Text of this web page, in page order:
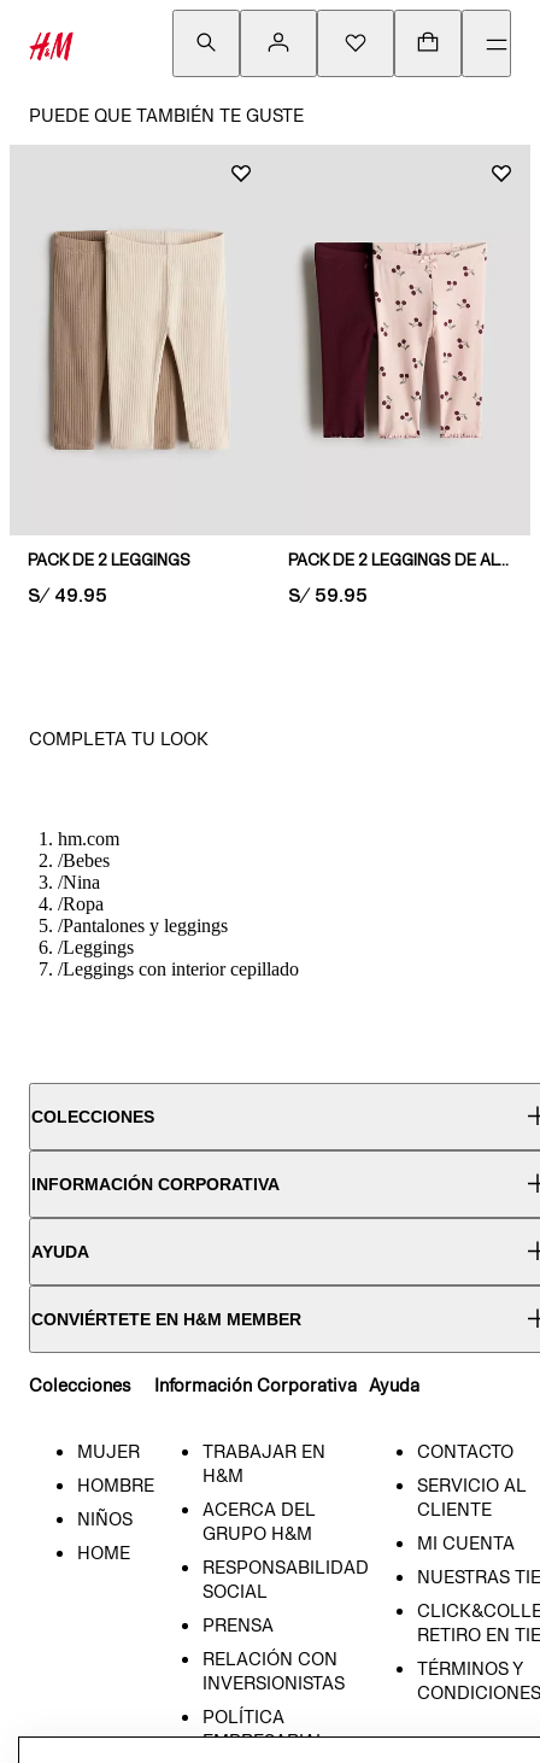
PUEDE QUE TAMBIÉN TE GUSTE
PACK DE 2 LEGGINGS
PRICE:
S/ 49.95
PACK DE 2 LEGGINGS DE ALGODÓN ACANALADO
PRICE:
S/ 59.95
COMPLETA TU LOOK
hm.com
/Bebes
/Nina
/Ropa
/Pantalones y leggings
/Leggings
/Leggings con interior cepillado
COLECCIONES
INFORMACIÓN CORPORATIVA
AYUDA
CONVIÉRTETE EN H&M MEMBER
Colecciones
MUJER
HOMBRE
NIÑOS
HOME
Información Corporativa
TRABAJAR EN
H&M
ACERCA DEL
GRUPO H&M
RESPONSABILIDAD
SOCIAL
PRENSA
RELACIÓN CON
INVERSIONISTAS
POLÍTICA
EMPRESARIAL
Ayuda
CONTACTO
SERVICIO AL
CLIENTE
MI CUENTA
NUESTRAS
RETIRO EN
TÉRMINOS Y
CONDICIONES